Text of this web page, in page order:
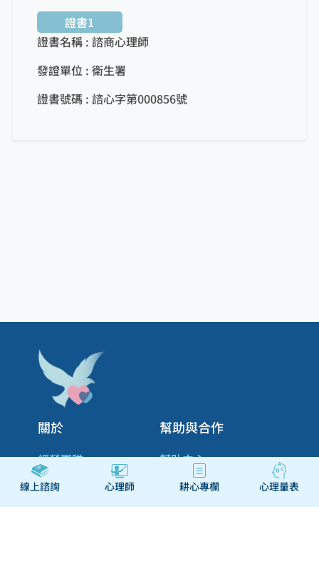
證書1
證書名稱 : 諮商心理師
發證單位 : 衛生署
證書號碼 : 諮心字第000856號
線上諮詢 心理師 耕心專欄 心理量表
關於
經營團隊
我們的服務
我們的故事
幫助與合作
幫助中心
聯絡我們
心理師申請駐站